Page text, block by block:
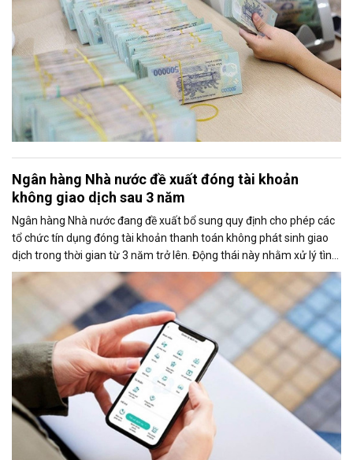
Ngân hàng Nhà nước đề xuất đóng tài khoản
không giao dịch sau 3 năm
Ngân hàng Nhà nước đang đề xuất bổ sung quy định cho phép các
tổ chức tín dụng đóng tài khoản thanh toán không phát sinh giao
dịch trong thời gian từ 3 năm trở lên. Động thái này nhằm xử lý tình
trạng nhiều tài khoản không còn sử dụng, bị bỏ quên hoặc tiềm ẩn
rủi ro trong công tác quản lý.